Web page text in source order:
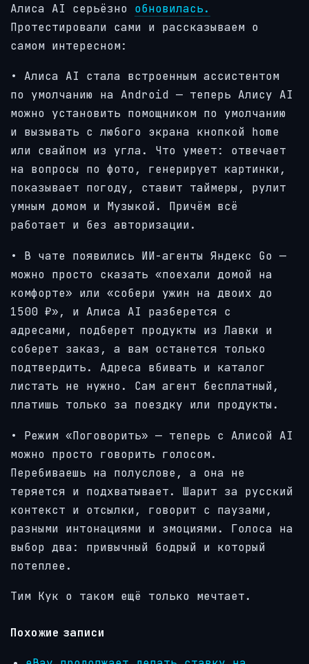
Алиса AI серьёзно обновилась.
Протестировали сами и рассказываем о
самом интересном:
• Алиса AI стала встроенным ассистентом
по умолчанию на Android — теперь Алису AI
можно установить помощником по умолчанию
и вызывать с любого экрана кнопкой home
или свайпом из угла. Что умеет: отвечает
на вопросы по фото, генерирует картинки,
показывает погоду, ставит таймеры, рулит
умным домом и Музыкой. Причём всё
работает и без авторизации.
• В чате появились ИИ-агенты Яндекс Go —
можно просто сказать «поехали домой на
комфорте» или «собери ужин на двоих до
1500 ₽», и Алиса AI разберется с
адресами, подберет продукты из Лавки и
соберет заказ, а вам останется только
подтвердить. Адреса вбивать и каталог
листать не нужно. Сам агент бесплатный,
платишь только за поездку или продукты.
• Режим «Поговорить» — теперь с Алисой AI
можно просто говорить голосом.
Перебиваешь на полуслове, а она не
теряется и подхватывает. Шарит за русский
контекст и отсылки, говорит с паузами,
разными интонациями и эмоциями. Голоса на
выбор два: привычный бодрый и который
потеплее.
Тим Кук о таком ещё только мечтает.
Похожие записи